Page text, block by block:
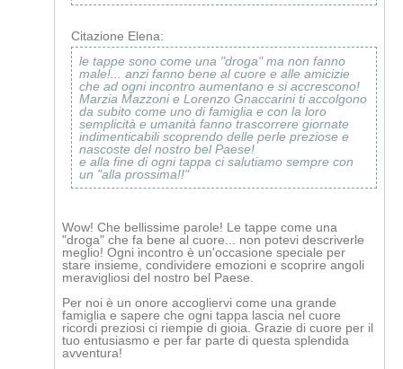
Citazione Elena:
le tappe sono come una "droga" ma non fanno
male!... anzi fanno bene al cuore e alle amicizie
che ad ogni incontro aumentano e si accrescono!
Marzia Mazzoni e Lorenzo Gnaccarini ti accolgono
da subito come uno di famiglia e con la loro
semplicità e umanità fanno trascorrere giornate
indimenticabili scoprendo delle perle preziose e
nascoste del nostro bel Paese!
e alla fine di ogni tappa ci salutiamo sempre con
un "alla prossima!!"
Wow! Che bellissime parole! Le tappe come una
"droga" che fa bene al cuore... non potevi descriverle
meglio! Ogni incontro è un'occasione speciale per
stare insieme, condividere emozioni e scoprire angoli
meravigliosi del nostro bel Paese.
Per noi è un onore accogliervi come una grande
famiglia e sapere che ogni tappa lascia nel cuore
ricordi preziosi ci riempie di gioia. Grazie di cuore per il
tuo entusiasmo e per far parte di questa splendida
avventura!